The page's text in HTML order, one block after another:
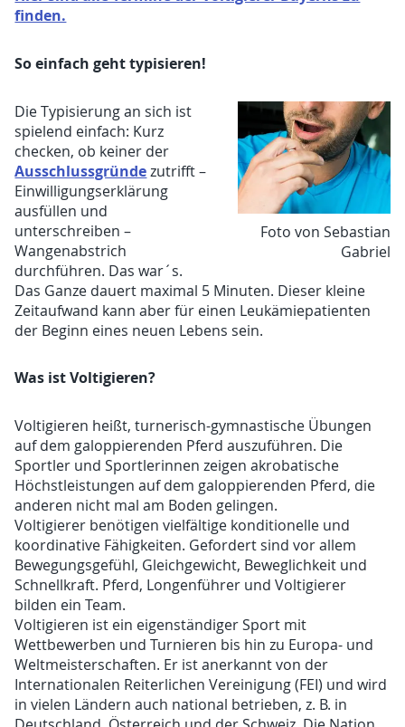
finden.
So einfach geht typisieren!
Foto von Sebastian
Gabriel
Die Typisierung an sich ist
spielend einfach: Kurz
checken, ob keiner der
Ausschlussgründezutrifft –
Einwilligungserklärung
ausfüllen und
unterschreiben –
Wangenabstrich
durchführen. Das war´s.
Das Ganze dauert maximal 5 Minuten. Dieser kleine
Zeitaufwand kann aber für einen Leukämiepatienten
der Beginn eines neuen Lebens sein.
Was ist Voltigieren?
Voltigieren heißt, turnerisch-gymnastische Übungen
auf dem galoppierenden Pferd auszuführen. Die
Sportler und Sportlerinnen zeigen akrobatische
Höchstleistungen auf dem galoppierenden Pferd, die
anderen nicht mal am Boden gelingen.
Voltigierer benötigen vielfältige konditionelle und
koordinative Fähigkeiten. Gefordert sind vor allem
Bewegungsgefühl, Gleichgewicht, Beweglichkeit und
Schnellkraft. Pferd, Longenführer und Voltigierer
bilden ein Team.
Voltigieren ist ein eigenständiger Sport mit
Wettbewerben und Turnieren bis hin zu Europa- und
Weltmeisterschaften. Er ist anerkannt von der
Internationalen Reiterlichen Vereinigung (FEI) und wird
in vielen Ländern auch national betrieben, z. B. in